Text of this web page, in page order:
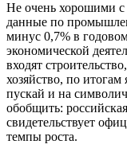
Не очень хорошими с
данные по
минус 0,7% в
экономической
входят
хозяйство, по
пускай и на
обобщить:
свидетельствует
темпы роста.